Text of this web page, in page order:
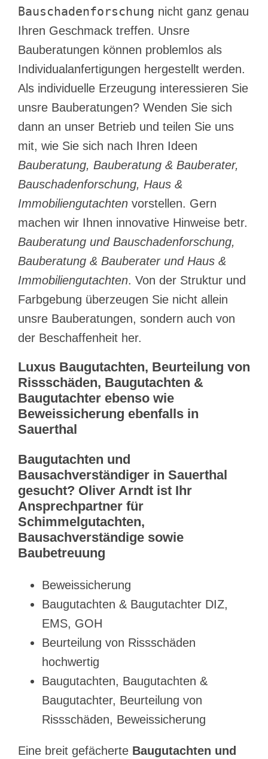
Bauschadenforschung nicht ganz genau
Ihren Geschmack treffen. Unsre
Bauberatungen können problemlos als
Individualanfertigungen hergestellt werden.
Als individuelle Erzeugung interessieren Sie
unsre Bauberatungen? Wenden Sie sich
dann an unser Betrieb und teilen Sie uns
mit, wie Sie sich nach Ihren Ideen
Bauberatung, Bauberatung & Bauberater,
Bauschadenforschung, Haus &
Immobiliengutachten vorstellen. Gern
machen wir Ihnen innovative Hinweise betr.
Bauberatung und Bauschadenforschung,
Bauberatung & Bauberater und Haus &
Immobiliengutachten. Von der Struktur und
Farbgebung überzeugen Sie nicht allein
unsre Bauberatungen, sondern auch von
der Beschaffenheit her.
Luxus Baugutachten, Beurteilung von
Rissschäden, Baugutachten &
Baugutachter ebenso wie
Beweissicherung ebenfalls in
Sauerthal
Baugutachten und
Bausachverständiger in Sauerthal
gesucht? Oliver Arndt ist Ihr
Ansprechpartner für
Schimmelgutachten,
Bausachverständige sowie
Baubetreuung
Beweissicherung
Baugutachten & Baugutachter DIZ,
EMS, GOH
Beurteilung von Rissschäden
hochwertig
Baugutachten, Baugutachten &
Baugutachter, Beurteilung von
Rissschäden, Beweissicherung
Eine breit gefächerte Baugutachten und